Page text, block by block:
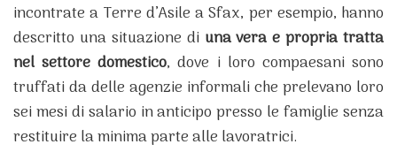
incontrate a Terre d’Asile a Sfax, per esempio, hanno
descritto una situazione di una vera e propria tratta
nel settore domestico, dove i loro compaesani sono
truffati da delle agenzie informali che prelevano loro
sei mesi di salario in anticipo presso le famiglie senza
restituire la minima parte alle lavoratrici.